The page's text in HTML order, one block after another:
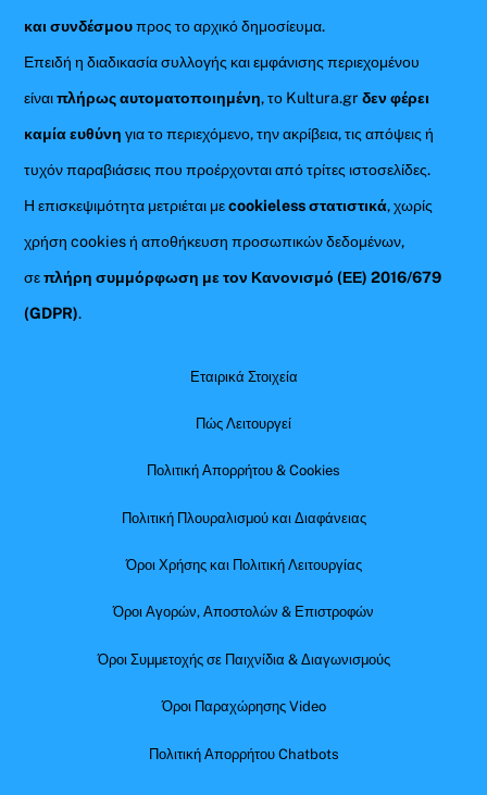
και συνδέσμουπρος το αρχικό δημοσίευμα.
Επειδή η διαδικασία συλλογής και εμφάνισης περιεχομένου
είναιπλήρως αυτοματοποιημένη, το Kultura.grδεν φέρει
καμία ευθύνη για το περιεχόμενο, την ακρίβεια, τις απόψεις ή
τυχόν παραβιάσεις που προέρχονται από τρίτες ιστοσελίδες.
Η επισκεψιμότητα μετριέται μεcookieless στατιστικά, χωρίς
χρήση cookies ή αποθήκευση προσωπικών δεδομένων,
σεπλήρη συμμόρφωση με τον Κανονισμό (ΕΕ) 2016/679
(GDPR).
Εταιρικά Στοιχεία
Πώς Λειτουργεί
Πολιτική Απορρήτου & Cookies
Πολιτική Πλουραλισμού και Διαφάνειας
Όροι Χρήσης και Πολιτική Λειτουργίας
Όροι Αγορών, Αποστολών & Επιστροφών
Όροι Συμμετοχής σε Παιχνίδια & Διαγωνισμούς
Όροι Παραχώρησης Video
Πολιτική Απορρήτου Chatbots